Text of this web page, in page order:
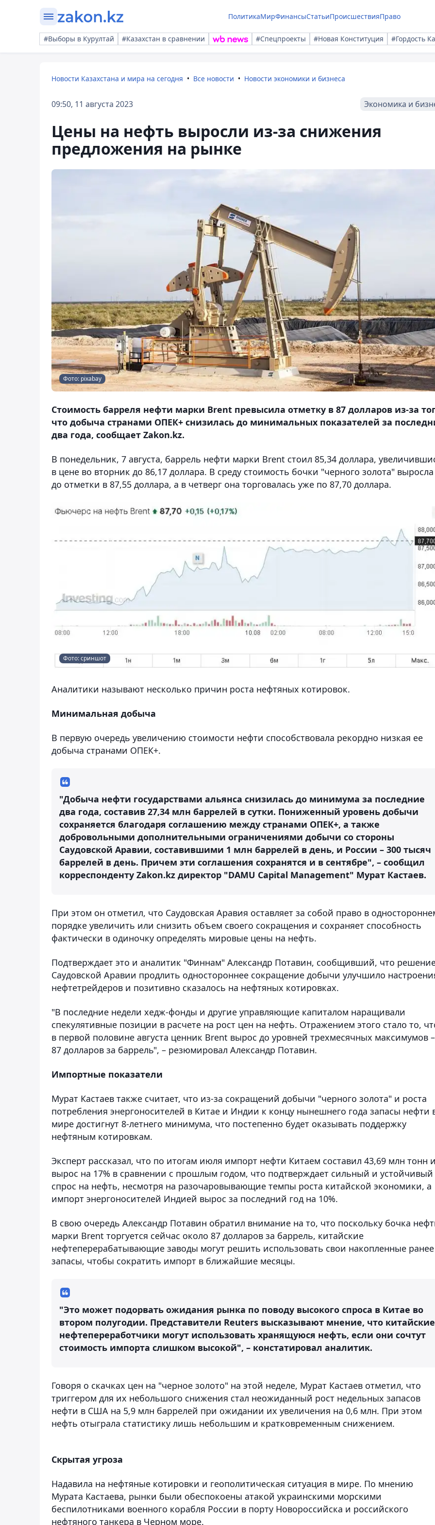
ПолитикаМирФинансыСтатьиПроисшествияПраво
#Выборы в Курултай #Казахстан в сравнении #Спецпроекты #Новая Конституция #Гордость
Новости Казахстана и мира на сегодня Все новости Новости экономики и бизнеса
09:50, 11 августа 2023 Экономика и
Цены на нефть выросли из-за снижения
предложения на рынке
Фото: pixabay
Стоимость барреля нефти марки Brent превысила отметку в 87 долларов из-за
что добыча странами ОПЕК+ снизилась до минимальных показателей за
два года, сообщает Zakon.kz.
В понедельник, 7 августа, баррель нефти марки Brent стоил 85,34 доллара,
в цене во вторник до 86,17 доллара. В среду стоимость бочки "черного золота" выросла
до отметки в 87,55 доллара, а в четверг она торговалась уже по 87,70 доллара.
Фото: сриншот
Аналитики называют несколько причин роста нефтяных котировок.
Минимальная добыча
В первую очередь увеличению стоимости нефти способствовала рекордно низкая ее
добыча странами ОПЕК+.
"Добыча нефти государствами альянса снизилась до минимума за последние
два года, составив 27,34 млн баррелей в сутки. Пониженный уровень добычи
сохраняется благодаря соглашению между странами ОПЕК+, а также
добровольными дополнительными ограничениями добычи со стороны
Саудовской Аравии, составившими 1 млн баррелей в день, и России – 300 тысяч
баррелей в день. Причем эти соглашения сохранятся и в сентябре", – сообщил
корреспонденту Zakon.kz директор "DAMU Capital Management" Мурат Кастаев.
При этом он отметил, что Саудовская Аравия оставляет за собой право в
порядке увеличить или снизить объем своего сокращения и сохраняет способность
фактически в одиночку определять мировые цены на нефть.
Подтверждает это и аналитик "Финнам" Александр Потавин, сообщивший, что
Саудовской Аравии продлить одностороннее сокращение добычи улучшило
нефтетрейдеров и позитивно сказалось на нефтяных котировках.
"В последние недели хедж-фонды и другие управляющие капиталом наращивали
спекулятивные позиции в расчете на рост цен на нефть. Отражением этого стало то,
в первой половине августа ценник Brent вырос до уровней трехмесячных максимумов –
87 долларов за баррель", – резюмировал Александр Потавин.
Импортные показатели
Мурат Кастаев также считает, что из-за сокращений добычи "черного золота" и роста
потребления энергоносителей в Китае и Индии к концу нынешнего года запасы нефти
мире достигнут 8-летнего минимума, что постепенно будет оказывать поддержку
нефтяным котировкам.
Эксперт рассказал, что по итогам июля импорт нефти Китаем составил 43,69 млн тонн и
вырос на 17% в сравнении с прошлым годом, что подтверждает сильный и устойчивый
спрос на нефть, несмотря на разочаровывающие темпы роста китайской экономики, а
импорт энергоносителей Индией вырос за последний год на 10%.
В свою очередь Александр Потавин обратил внимание на то, что поскольку бочка
марки Brent торгуется сейчас около 87 долларов за баррель, китайские
нефтеперерабатывающие заводы могут решить использовать свои накопленные ранее
запасы, чтобы сократить импорт в ближайшие месяцы.
"Это может подорвать ожидания рынка по поводу высокого спроса в Китае во
втором полугодии. Представители Reuters высказывают мнение, что китайские
нефтепереработчики могут использовать хранящуюся нефть, если они сочтут
стоимость импорта слишком высокой", – констатировал аналитик.
Говоря о скачках цен на "черное золото" на этой неделе, Мурат Кастаев отметил, что
триггером для их небольшого снижения стал неожиданный рост недельных запасов
нефти в США на 5,9 млн баррелей при ожидании их увеличения на 0,6 млн. При этом
нефть отыграла статистику лишь небольшим и кратковременным снижением.
Скрытая угроза
Надавила на нефтяные котировки и геополитическая ситуация в мире. По мнению
Мурата Кастаева, рынки были обеспокоены атакой украинскими морскими
беспилотниками военного корабля России в порту Новороссийска и российского
нефтяного танкера в Черном море.